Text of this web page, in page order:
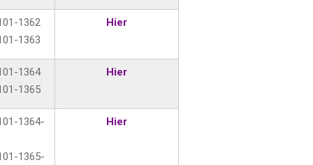
1362
1363
Hier
1364
1365
Hier
1364-
1365-
Hier